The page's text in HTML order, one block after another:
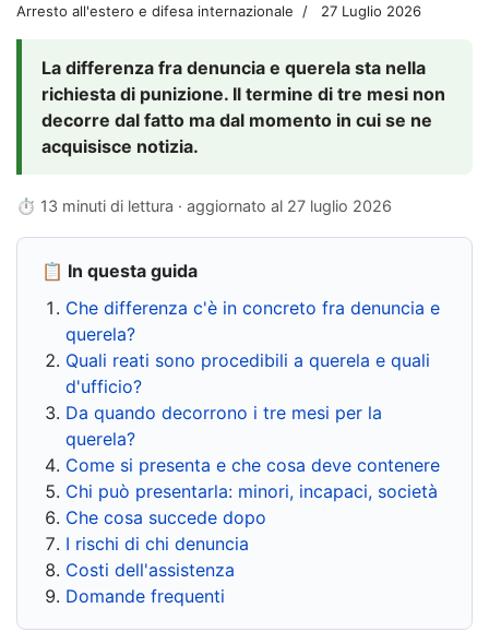
Arresto all'estero e difesa internazionale 27 Luglio 2026
La differenza fra denuncia e querela sta nella
richiesta di punizione. Il termine di tre mesi non
decorre dal fatto ma dal momento in cui se ne
acquisisce notizia.
⏱ 13 minuti di lettura · aggiornato al 27 luglio 2026
📋 In questa guida
Che differenza c'è in concreto fra denuncia e
querela?
Quali reati sono procedibili a querela e quali
d'ufficio?
Da quando decorrono i tre mesi per la
querela?
Come si presenta e che cosa deve contenere
Chi può presentarla: minori, incapaci, società
Che cosa succede dopo
I rischi di chi denuncia
Costi dell'assistenza
Domande frequenti